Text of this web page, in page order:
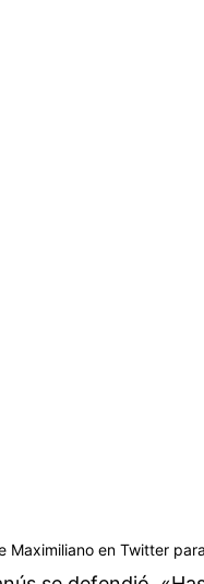
Maximiliano en Twitter